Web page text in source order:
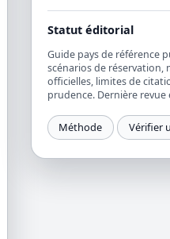
Statut éditorial
Guide pays de référence
scénarios de réservation,
officielles, limites de
prudence. Dernière revue
Méthode Vérifier